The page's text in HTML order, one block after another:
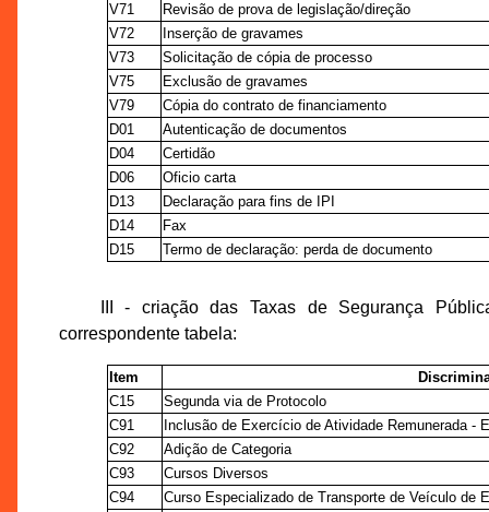
V71
Revisão de prova de legislação/direção
V72
Inserção de gravames
V73
Solicitação de cópia de processo
V75
Exclusão de gravames
V79
Cópia do contrato de financiamento
D01
Autenticação de documentos
D04
Certidão
D06
Oficio carta
D13
Declaração para fins de IPI
D14
Fax
D15
Termo de declaração: perda de documento
III - criação das Taxas de Segurança
correspondente tabela:
Item
C15
Segunda via de Protocolo
C91
Inclusão de Exercício de Atividade Remunerada -
C92
Adição de Categoria
C93
Cursos Diversos
C94
Curso Especializado de Transporte de Veículo de